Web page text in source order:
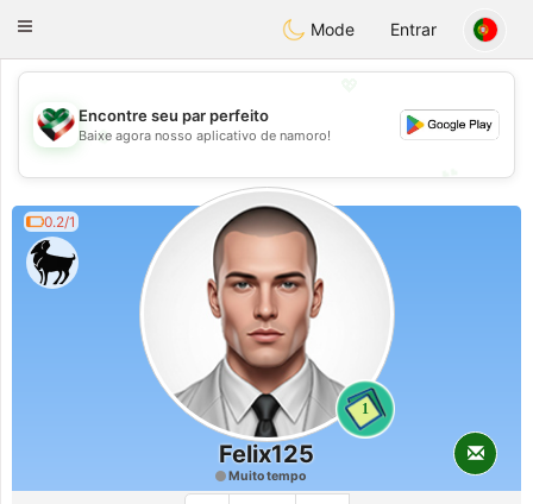
KuwaitChat
Toggle
Mode Entrar
💖
💕
💕
Encontre seu par perfeito
Baixe agora nosso aplicativo de namoro!
0.2/1
1
Felix125
Muito tempo